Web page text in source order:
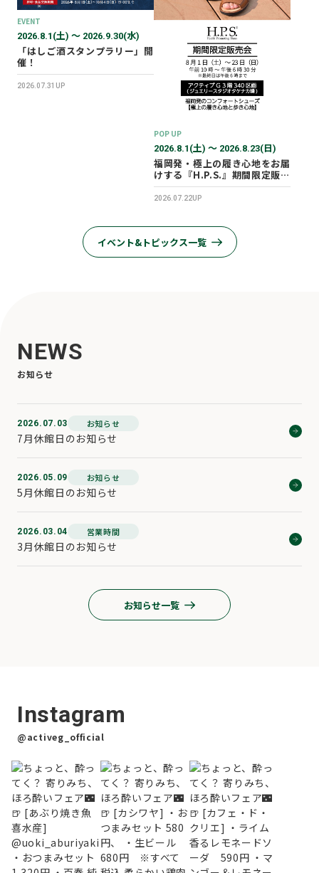
EVENT
2026.8.1(土) 〜 2026.9.30(水)
「はしご酒スタンプラリー」開
催！
2026.07.31UP
POP UP
2026.8.1(土) 〜 2026.8.23(日)
福岡発・極上の履き心地をお届
けする『H.P.S.』期間限定販売
会を開催✨
2026.07.22UP
イベント&トピックス一覧
NEWS
お知らせ
2026.07.03 お知らせ
7月休館日のお知らせ
2026.05.09 お知らせ
5月休館日のお知らせ
2026.03.04 営業時間
3月休館日のお知らせ
お知らせ一覧
Instagram
@activeg_official